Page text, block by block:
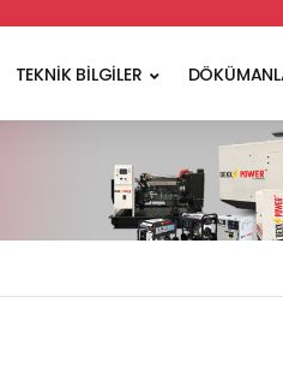
TEKNİK BİLGİLER